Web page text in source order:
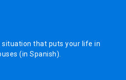
situation that puts your life in
(in Spanish).